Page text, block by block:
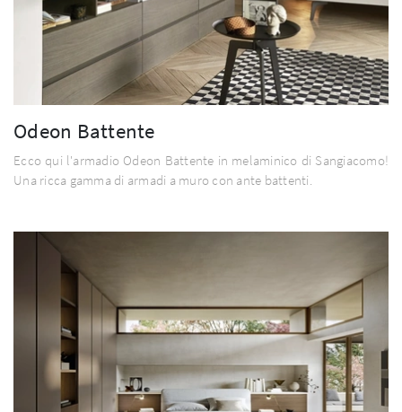
Odeon Battente
Ecco qui l'armadio Odeon Battente in melaminico di Sangiacomo!
Una ricca gamma di armadi a muro con ante battenti.